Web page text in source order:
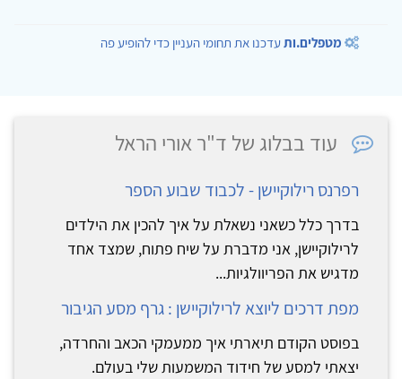
מטפלים.ותעדכנו את תחומי העניין כדי להופיע פה
עוד בבלוג של ד"ר אורי הראל
רפרנס רילוקיישן - לכבוד שבוע הספר
בדרך כלל כשאני נשאלת על איך להכין את הילדים
לרילוקיישן, אני מדברת על שיח פתוח, שמצד אחד
מדגיש את הפריוולגיות...
מפת דרכים ליוצא לרילוקיישן : גרף מסע הגיבור
בפוסט הקודם תיארתי איך ממעמקי הכאב והחרדה,
יצאתי למסע של חידוד המשמעות שלי בעולם.